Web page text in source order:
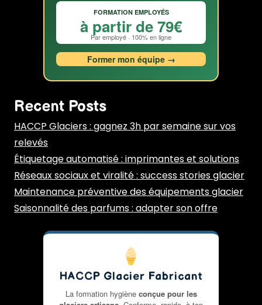
FORMATION EMPLOYÉS
à partir de 79€
Par employé · 100% en ligne
Former mon équipe →
Recent Posts
HACCP Glaciers : gagnez 3h par semaine sur vos
relevés
Étiquetage automatisé : imprimantes et solutions
Réseaux sociaux et viralité : success stories glacier
Maintenance préventive des équipements glacier
Saisonnalité des parfums : adapter son offre
HACCP Glacier Fabricant
La formation hygiène conçue pour les